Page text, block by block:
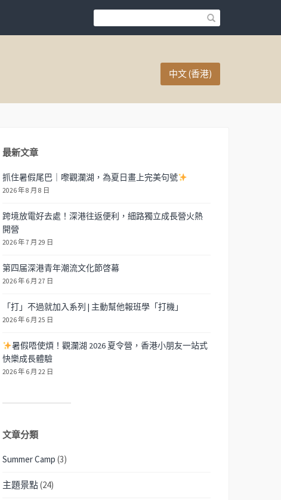
中文 (香港)
最新文章
抓住暑假尾巴｜嚟觀瀾湖，為夏日畫上完美句號
2026 年 8 月 8 日
跨境放電好去處！深港往返便利，細路獨立成長營火熱
開營
2026 年 7 月 29 日
第四届深港青年潮流文化節啓幕
2026 年 6 月 27 日
「打」不過就加入系列 | 主動幫他報班學「打機」
2026 年 6 月 25 日
暑假唔使煩！觀瀾湖 2026 夏令營，香港小朋友一站式
快樂成長體驗
2026 年 6 月 22 日
文章分類
Summer Camp (3)
主題景點(24)